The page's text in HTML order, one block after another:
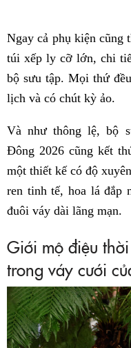
Ngay cả phụ kiện cũng
túi xếp ly cỡ lớn, chi
bộ sưu tập. Mọi thứ
lịch và có chút kỳ ảo.
Và như thông lệ, bộ
Đông 2026 cũng kết
một thiết kế có độ
ren tinh tế, hoa lá đắp
đuôi váy dài lãng mạn.
Giới mộ điệu
trong váy cưới